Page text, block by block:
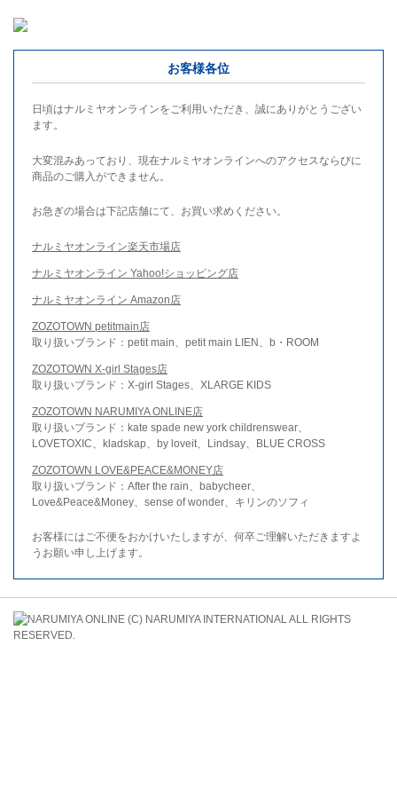
お客様各位
日頃はナルミヤオンラインをご利用いただき、誠にありがとうござい
ます。
大変混みあっており、現在ナルミヤオンラインへのアクセスならびに
商品のご購入ができません。
お急ぎの場合は下記店舗にて、お買い求めください。
ナルミヤオンライン楽天市場店
ナルミヤオンライン Yahoo!ショッピング店
ナルミヤオンライン Amazon店
ZOZOTOWN petitmain店
取り扱いブランド：petit main、petit main LIEN、b・ROOM
ZOZOTOWN X-girl Stages店
取り扱いブランド：X-girl Stages、XLARGE KIDS
ZOZOTOWN NARUMIYA ONLINE店
取り扱いブランド：kate spade new york childrenswear、
LOVETOXIC、kladskap、by loveit、Lindsay、BLUE CROSS
ZOZOTOWN LOVE&PEACE&MONEY店
取り扱いブランド：After the rain、babycheer、
Love&Peace&Money、sense of wonder、キリンのソフィ
お客様にはご不便をおかけいたしますが、何卒ご理解いただきますよ
うお願い申し上げます。